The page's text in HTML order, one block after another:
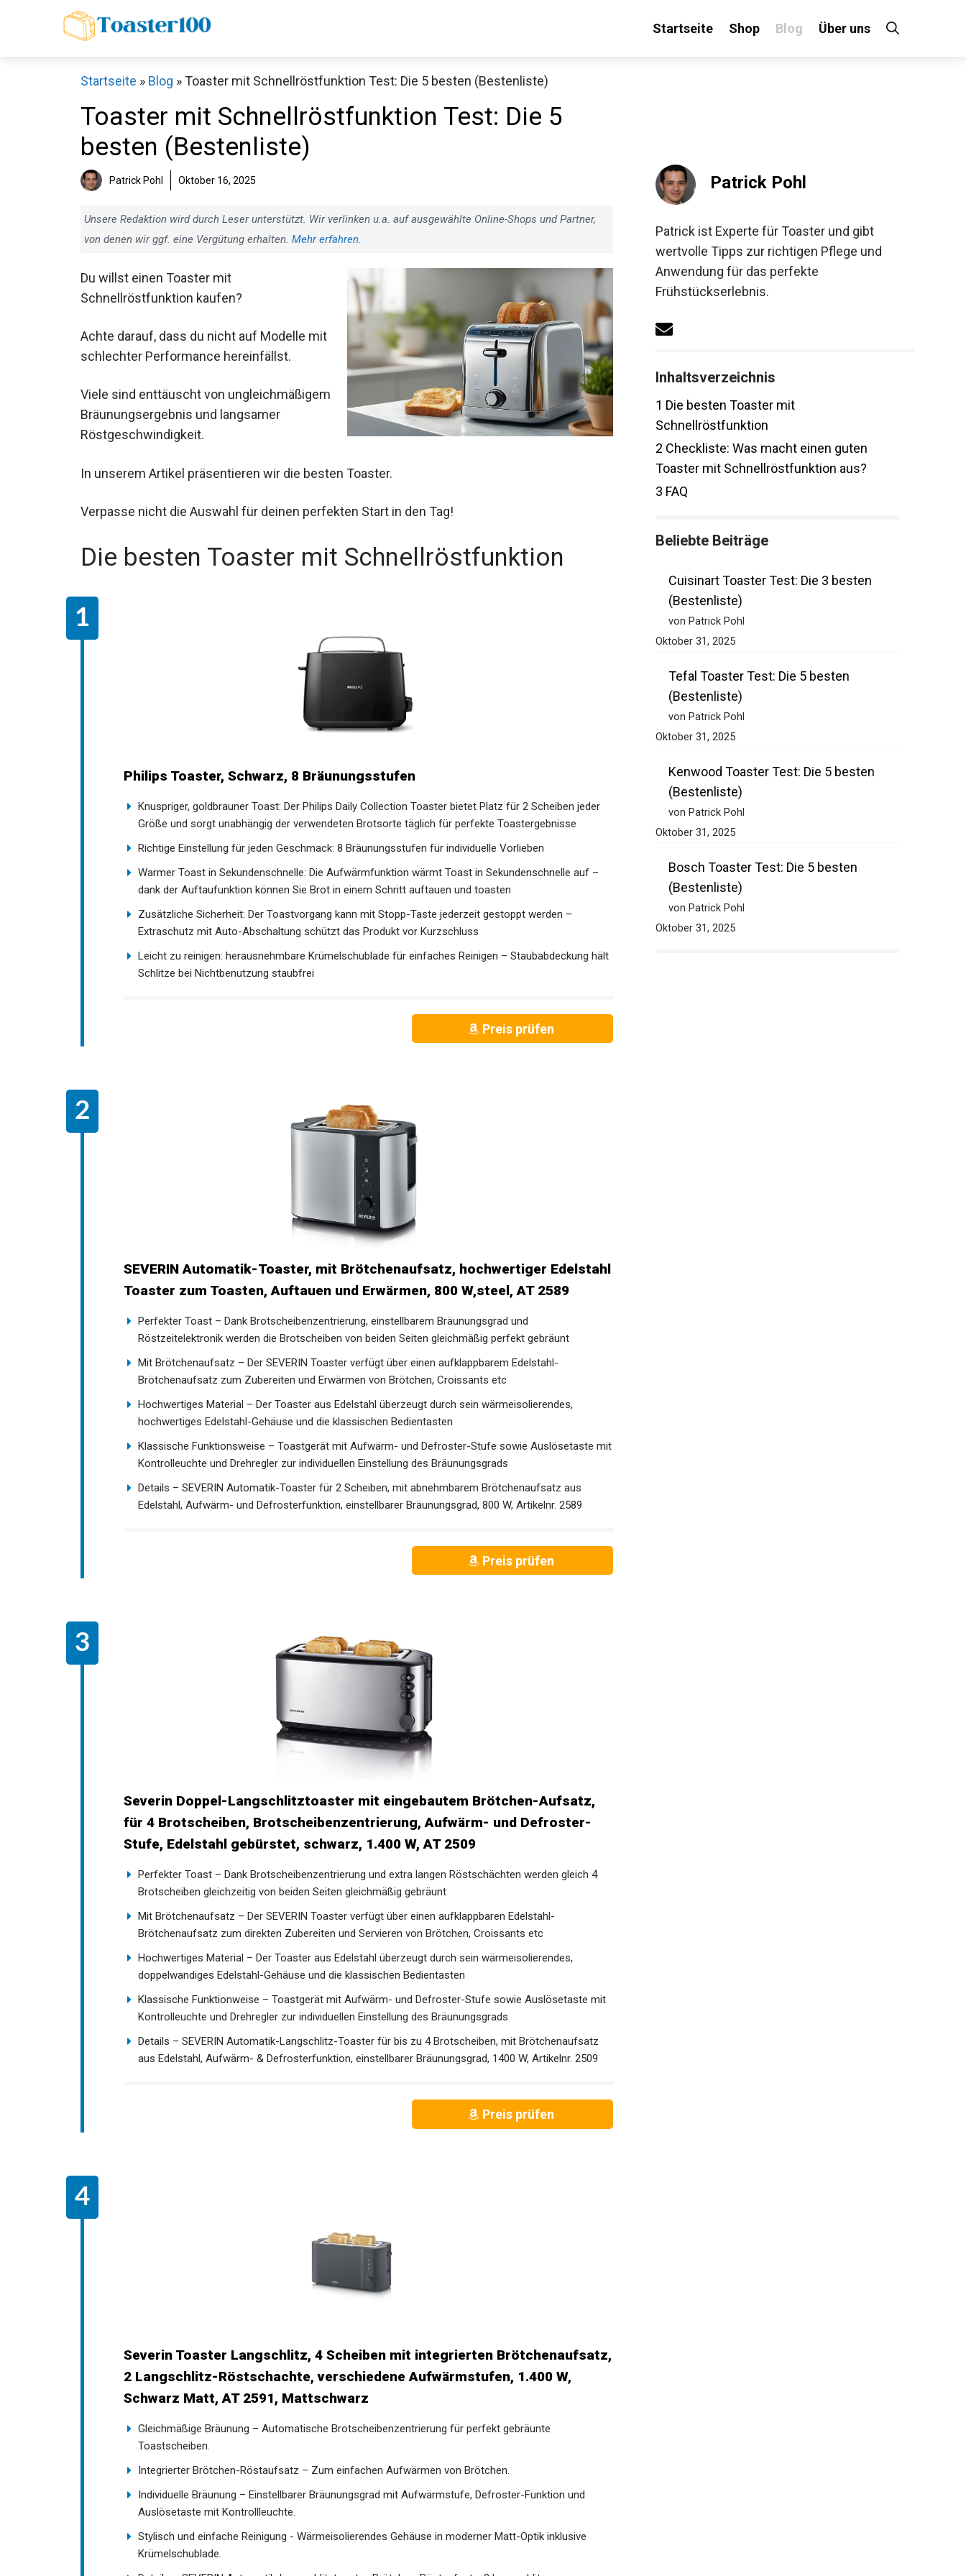
Startseite Shop Blog Über uns
Startseite » Blog »Toaster mit Schnellröstfunktion Test: Die 5 besten (Bestenliste)
Toaster mit Schnellröstfunktion Test: Die 5
besten (Bestenliste)
Patrick Pohl Oktober 16, 2025
Unsere Redaktion wird durch Leser unterstützt. Wir verlinken u.a. auf ausgewählte Online-Shops und Partner,
von denen wir ggf. eine Vergütung erhalten. Mehr erfahren.
Du willst einen Toaster mit
Schnellröstfunktion kaufen?
Achte darauf, dass du nicht auf Modelle mit
schlechter Performance hereinfällst.
Viele sind enttäuscht von ungleichmäßigem
Bräunungsergebnis und langsamer
Röstgeschwindigkeit.
In unserem Artikel präsentieren wir die besten Toaster.
Verpasse nicht die Auswahl für deinen perfekten Start in den Tag!
Die besten Toaster mit Schnellröstfunktion
Philips Toaster, Schwarz, 8 Bräunungsstufen
Knuspriger, goldbrauner Toast: Der Philips Daily Collection Toaster bietet Platz für 2 Scheiben jeder
Größe und sorgt unabhängig der verwendeten Brotsorte täglich für perfekte Toastergebnisse
Richtige Einstellung für jeden Geschmack: 8 Bräunungsstufen für individuelle Vorlieben
Warmer Toast in Sekundenschnelle: Die Aufwärmfunktion wärmt Toast in Sekundenschnelle auf –
dank der Auftaufunktion können Sie Brot in einem Schritt auftauen und toasten
Zusätzliche Sicherheit: Der Toastvorgang kann mit Stopp-Taste jederzeit gestoppt werden –
Extraschutz mit Auto-Abschaltung schützt das Produkt vor Kurzschluss
Leicht zu reinigen: herausnehmbare Krümelschublade für einfaches Reinigen – Staubabdeckung hält
Schlitze bei Nichtbenutzung staubfrei
Preis prüfen
SEVERIN Automatik-Toaster, mit Brötchenaufsatz, hochwertiger Edelstahl
Toaster zum Toasten, Auftauen und Erwärmen, 800 W,steel, AT 2589
Perfekter Toast – Dank Brotscheibenzentrierung, einstellbarem Bräunungsgrad und
Röstzeitelektronik werden die Brotscheiben von beiden Seiten gleichmäßig perfekt gebräunt
Mit Brötchenaufsatz – Der SEVERIN Toaster verfügt über einen aufklappbarem Edelstahl-
Brötchenaufsatz zum Zubereiten und Erwärmen von Brötchen, Croissants etc
Hochwertiges Material – Der Toaster aus Edelstahl überzeugt durch sein wärmeisolierendes,
hochwertiges Edelstahl-Gehäuse und die klassischen Bedientasten
Klassische Funktionsweise – Toastgerät mit Aufwärm- und Defroster-Stufe sowie Auslösetaste mit
Kontrolleuchte und Drehregler zur individuellen Einstellung des Bräunungsgrads
Details – SEVERIN Automatik-Toaster für 2 Scheiben, mit abnehmbarem Brötchenaufsatz aus
Edelstahl, Aufwärm- und Defrosterfunktion, einstellbarer Bräunungsgrad, 800 W, Artikelnr. 2589
Preis prüfen
Severin Doppel-Langschlitztoaster mit eingebautem Brötchen-Aufsatz,
für 4 Brotscheiben, Brotscheibenzentrierung, Aufwärm- und Defroster-
Stufe, Edelstahl gebürstet, schwarz, 1.400 W, AT 2509
Perfekter Toast – Dank Brotscheibenzentrierung und extra langen Röstschächten werden gleich 4
Brotscheiben gleichzeitig von beiden Seiten gleichmäßig gebräunt
Mit Brötchenaufsatz – Der SEVERIN Toaster verfügt über einen aufklappbaren Edelstahl-
Brötchenaufsatz zum direkten Zubereiten und Servieren von Brötchen, Croissants etc
Hochwertiges Material – Der Toaster aus Edelstahl überzeugt durch sein wärmeisolierendes,
doppelwandiges Edelstahl-Gehäuse und die klassischen Bedientasten
Klassische Funktionweise – Toastgerät mit Aufwärm- und Defroster-Stufe sowie Auslösetaste mit
Kontrolleuchte und Drehregler zur individuellen Einstellung des Bräunungsgrads
Details – SEVERIN Automatik-Langschlitz-Toaster für bis zu 4 Brotscheiben, mit Brötchenaufsatz
aus Edelstahl, Aufwärm- & Defrosterfunktion, einstellbarer Bräunungsgrad, 1400 W, Artikelnr. 2509
Preis prüfen
Severin Toaster Langschlitz, 4 Scheiben mit integrierten Brötchenaufsatz,
2 Langschlitz-Röstschachte, verschiedene Aufwärmstufen, 1.400 W,
Schwarz Matt, AT 2591, Mattschwarz
Gleichmäßige Bräunung – Automatische Brotscheibenzentrierung für perfekt gebräunte
Toastscheiben.
Integrierter Brötchen-Röstaufsatz – Zum einfachen Aufwärmen von Brötchen.
Individuelle Bräunung – Einstellbarer Bräunungsgrad mit Aufwärmstufe, Defroster-Funktion und
Auslösetaste mit Kontrollleuchte.
Stylisch und einfache Reinigung - Wärmeisolierendes Gehäuse in moderner Matt-Optik inklusive
Krümelschublade.
Patrick Pohl
Patrick ist Experte für Toaster und gibt
wertvolle Tipps zur richtigen Pflege und
Anwendung für das perfekte
Frühstückserlebnis.
Inhaltsverzeichnis
1 Die besten Toaster mit
Schnellröstfunktion
2 Checkliste: Was macht einen guten
Toaster mit Schnellröstfunktion aus?
3 FAQ
Beliebte Beiträge
Cuisinart Toaster Test: Die 3 besten
(Bestenliste)
von Patrick Pohl
Oktober 31, 2025
Tefal Toaster Test: Die 5 besten
(Bestenliste)
von Patrick Pohl
Oktober 31, 2025
Kenwood Toaster Test: Die 5 besten
(Bestenliste)
von Patrick Pohl
Oktober 31, 2025
Bosch Toaster Test: Die 5 besten
(Bestenliste)
von Patrick Pohl
Oktober 31, 2025